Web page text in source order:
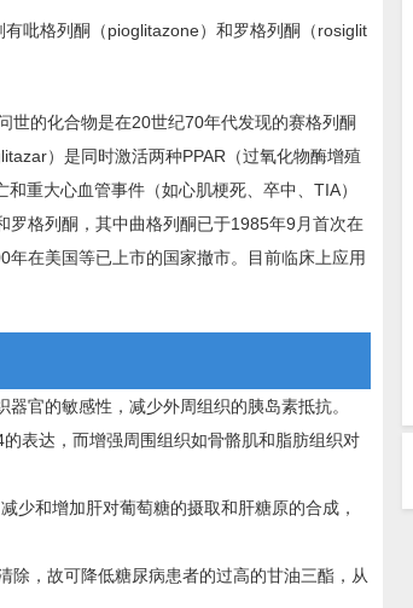
吡格列酮（pioglitazone）和罗格列酮（rosiglit
世的化合物是在20世纪70年代发现的赛格列酮
）是同时激活两种PPAR（过氧化物酶增殖
重大心血管事件（如心肌梗死、卒中、TIA）
罗格列酮，其中曲格列酮已于1985年9月首次在
在美国等已上市的国家撤市。目前临床上应用
官的敏感性，减少外周组织的胰岛素抵抗。
表达，而增强周围组织如骨骼肌和脂肪组织对
和增加肝对葡萄糖的摄取和肝糖原的合成，
，故可降低糖尿病患者的过高的甘油三酯，从